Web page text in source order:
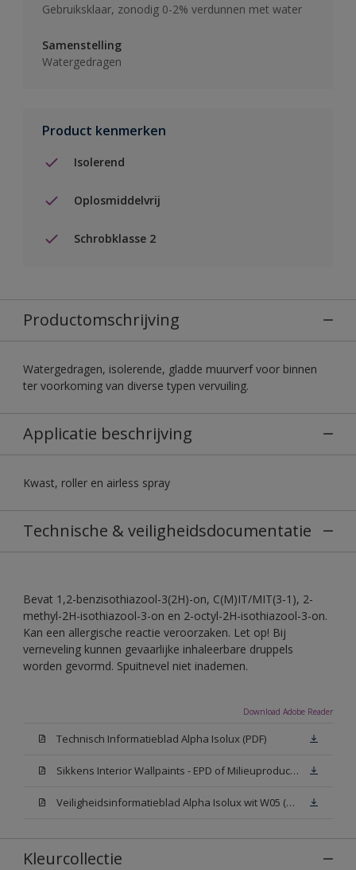
Gebruiksklaar, zonodig 0-2% verdunnen met water
Samenstelling
Watergedragen
Product kenmerken
Isolerend
Oplosmiddelvrij
Schrobklasse 2
Productomschrijving
Watergedragen, isolerende, gladde muurverf voor binnen
ter voorkoming van diverse typen vervuiling.
Applicatie beschrijving
Kwast, roller en airless spray
Technische & veiligheidsdocumentatie
Bevat 1,2-benzisothiazool-3(2H)-on, C(M)IT/MIT(3-1), 2-
methyl-2H-isothiazool-3-on en 2-octyl-2H-isothiazool-3-on.
Kan een allergische reactie veroorzaken. Let op! Bij
verneveling kunnen gevaarlijke inhaleerbare druppels
worden gevormd. Spuitnevel niet inademen.
Download Adobe Reader
Technisch Informatieblad Alpha Isolux (PDF)
Sikkens Interior Wallpaints - EPD of Milieuproductverklaring
Veiligheidsinformatieblad Alpha Isolux wit W05 (SDS)
Kleurcollectie